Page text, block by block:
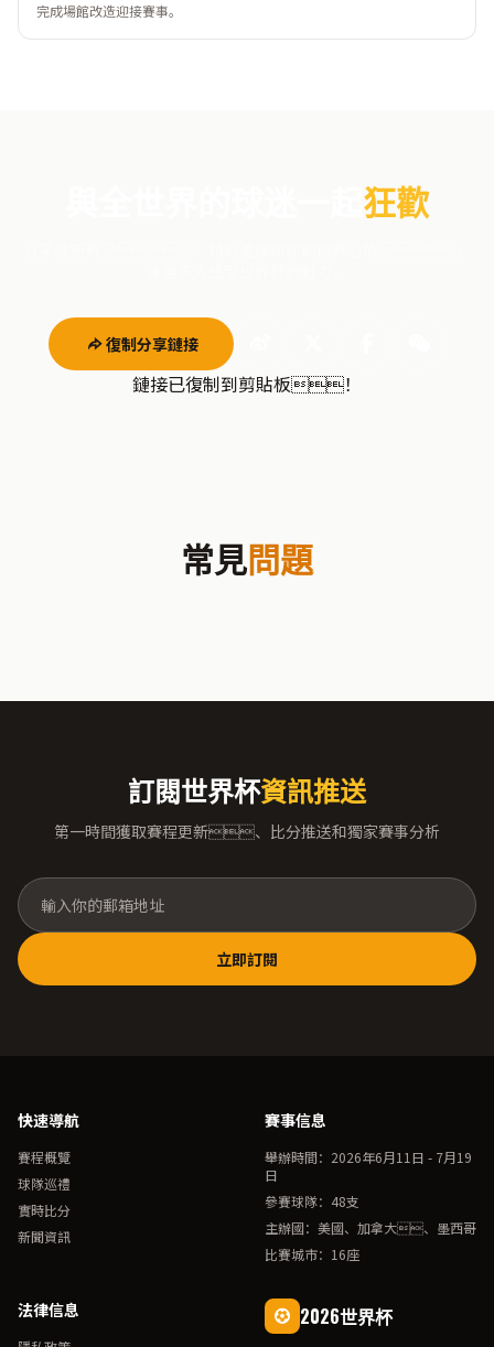
完成場館改造迎接賽事。
狂歡
復制分享鏈接
鏈接已復制到剪貼板！
常見問題
訂閱世界杯資訊推送
第一時間獲取賽程更新、比分推送和獨家賽事分析
立即訂閱
快速導航
賽程概覽
球隊巡禮
實時比分
新聞資訊
賽事信息
舉辦時間：2026年6月11日 - 7月19
日
參賽球隊：48支
主辦國：美國、加拿大、墨西哥
比賽城市：16座
法律信息 2026世界杯